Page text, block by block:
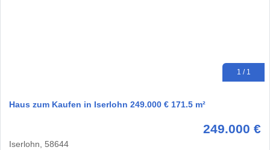
1 / 1
Haus zum Kaufen in Iserlohn 249.000 € 171.5 m²
249.000 €
Iserlohn, 58644